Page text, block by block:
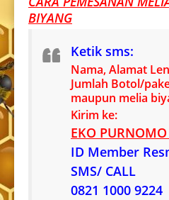
BIYANG
Ketik sms:
Nama, Alamat
Jumlah Botol/
maupun melia
Kirim ke:
EKO
ID Member
SMS/ CALL
0821 1000 9224